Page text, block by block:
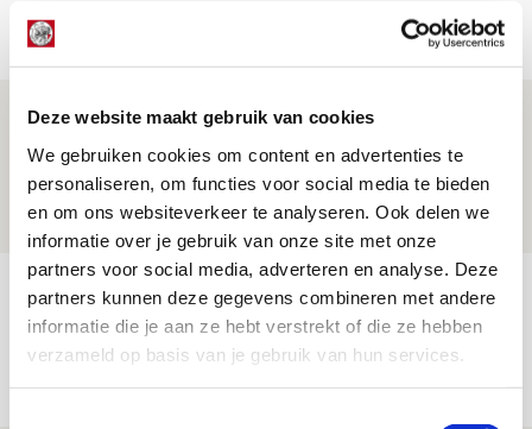
Deze website maakt gebruik van cookies
We gebruiken cookies om content en advertenties te
personaliseren, om functies voor social media te bieden
en om ons websiteverkeer te analyseren. Ook delen we
informatie over je gebruik van onze site met onze
partners voor social media, adverteren en analyse. Deze
partners kunnen deze gegevens combineren met andere
informatie die je aan ze hebt verstrekt of die ze hebben
verzameld op basis van je gebruik van hun services.
Net binnen //
Ajacieden trappen nieuw seizoen af
met gave sfeeractie bij PEC-uit
10 AUGUSTUS 2026 - 10:36
FOTOVERSLAG
Beleef avond vol gezelligheid tijdens
Geef Mij Maar Amsterdam!
10 AUGUSTUS 2026 - 09:12
EVENT